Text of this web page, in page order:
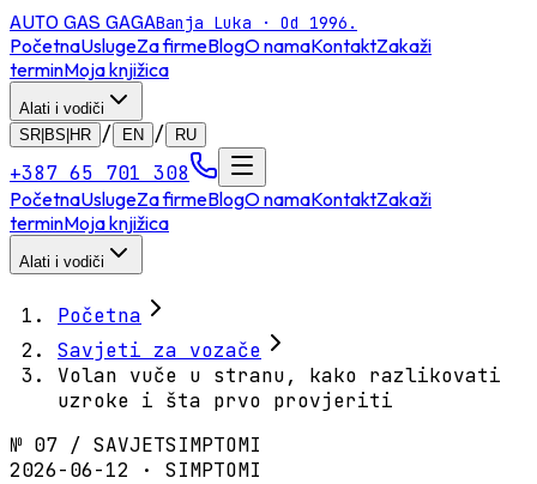
AUTO GAS GAGABanja Luka · Od 1996.
PočetnaUslugeZa firmeBlogO namaKontaktZakaži
terminMoja knjižica
Alati i vodiči
SR|BS|HR
/ EN / RU
+387 65 701 308
PočetnaUslugeZa firmeBlogO namaKontaktZakaži
terminMoja knjižica
Alati i vodiči
Početna
Savjeti za vozače
Volan vuče u stranu, kako razlikovati
uzroke i šta prvo provjeriti
№ 07 / SAVJETSIMPTOMI
2026-06-12 · SIMPTOMI